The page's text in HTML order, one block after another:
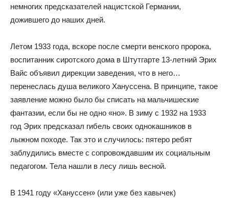
немногих предсказателей нацистской Германии,
дожившего до наших дней.
Летом 1933 года, вскоре после смерти венского пророка,
воспитанник сиротского дома в Штутгарте 13-летний Эрих
Вайс объявил дирекции заведения, что в него…
перенеслась душа великого Хануссена. В принципе, такое
заявление можно было бы списать на мальчишеские
фантазии, если бы не одно «но». В зиму с 1932 на 1933
год Эрих предсказал гибель своих однокашников в
лыжном походе. Так это и случилось: пятеро ребят
заблудились вместе с сопровождавшим их социальным
педагогом. Тела нашли в лесу лишь весной.
В 1941 году «Хануссен» (или уже без кавычек)